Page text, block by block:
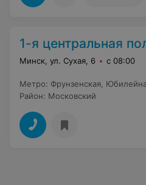
1-я центральная
Минск, ул. Сухая, 6 с 08:00
Метро: Фрунзенская
Район: Московский